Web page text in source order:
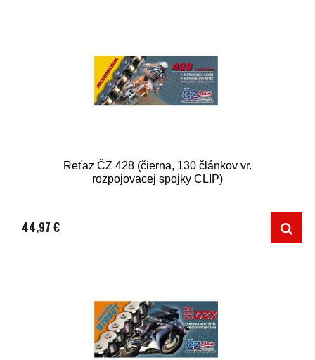
Reťaz ČZ 428 (čierna, 130 článkov vr.
rozpojovacej spojky CLIP)
44,97 €